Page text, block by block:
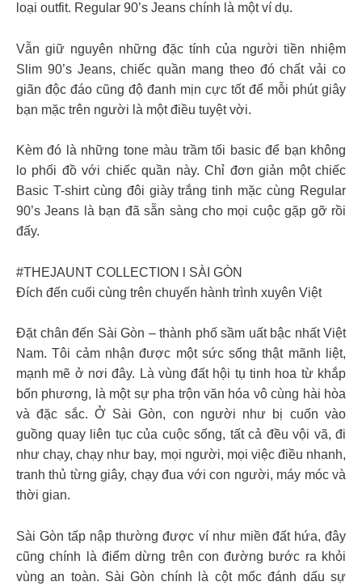
loại outfit. Regular 90’s Jeans chính là một ví dụ.
Vẫn giữ nguyên những đặc tính của người tiền nhiệm
Slim 90’s Jeans, chiếc quần mang theo đó chất vải co
giãn độc đáo cũng độ đanh mịn cực tốt để mỗi phút giây
bạn mặc trên người là một điều tuyệt vời.
Kèm đó là những tone màu trầm tối basic để bạn không
lo phối đồ với chiếc quần này. Chỉ đơn giản một chiếc
Basic T-shirt cùng đôi giày trắng tinh mặc cùng Regular
90’s Jeans là bạn đã sẵn sàng cho mọi cuộc gặp gỡ rồi
đấy.
#THEJAUNT COLLECTION l SÀI GÒN
Đích đến cuối cùng trên chuyến hành trình xuyên Việt
Đặt chân đến Sài Gòn – thành phố sầm uất bậc nhất Việt
Nam. Tôi cảm nhận được một sức sống thật mãnh liệt,
mạnh mẽ ở nơi đây. Là vùng đất hội tụ tinh hoa từ khắp
bốn phương, là một sự pha trộn văn hóa vô cùng hài hòa
và đặc sắc. Ở Sài Gòn, con người như bị cuốn vào
guồng quay liên tục của cuộc sống, tất cả đều vội vã, đi
như chạy, chạy như bay, mọi người, mọi việc điều nhanh,
tranh thủ từng giây, chạy đua với con người, máy móc và
thời gian.
Sài Gòn tấp nập thường được ví như miền đất hứa, đây
cũng chính là điểm dừng trên con đường bước ra khỏi
vùng an toàn. Sài Gòn chính là cột mốc đánh dấu sự